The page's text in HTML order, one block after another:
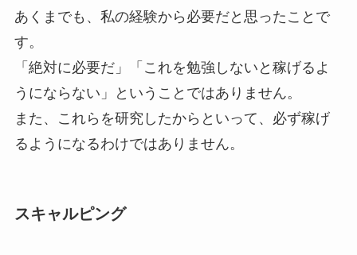
あくまでも、私の経験から必要だと思ったことで
す。
「絶対に必要だ」「これを勉強しないと稼げるよ
うにならない」ということではありません。
また、これらを研究したからといって、必ず稼げ
るようになるわけではありません。
スキャルピング